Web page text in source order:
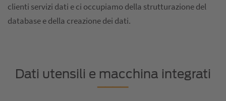
clienti servizi dati e ci occupiamo della strutturazione del
database e della creazione dei dati.
Dati utensili e macchina integrati